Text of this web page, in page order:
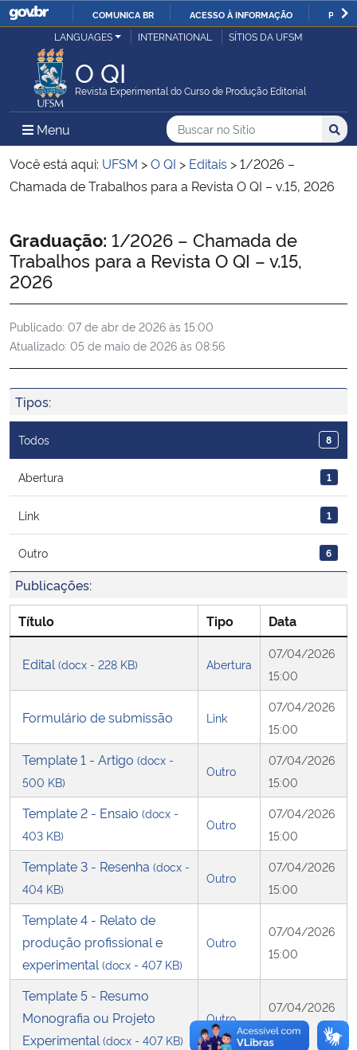
IR
COMUNICA BR ACESSO À INFORMAÇÃO
Ministério da Justiça e Segurança Pública
Ministério da Defesa
Ministério das Relações Exteriores
Ministério da Infraestrutura
Ministério da Agricultura, Pecuária e Abastecimento
Ministério da Educação
Ministério da Cidadania
Ministério da Saúde
Ministério da Ciência, Tecnologia, Inovações e Comunicações
Ministério do Meio Ambiente
Ministério do Turismo
Ministério do Desenvolvimento Regional
Controladoria-Geral da União
Secretaria de Governo
Gabinete de Segurança Institucional
Advocacia-Geral da União
Banco Central do Brasil
Planalto
LANGUAGES INTERNATIONAL SÍTIOS DA UFSM
O QI
Revista Experimental do Curso de Produção Editorial
Menu Menu Principal do Sítio
Busca
Buscar no no Sítio
Busca:
Você está aqui: UFSM >O QI > Editais >1/2026 –
Chamada de Trabalhos para a Revista O QI – v.15, 2026
Início do conteúdo
Graduação: 1/2026 – Chamada de
Trabalhos para a Revista O QI – v.15,
2026
Publicado: 07 de abr de 2026 às 15:00
Atualizado: 05 de maio de 2026 às 08:56
Tipos:
Todos 8
Abertura 1
Link 1
Outro 6
Publicações:
Título Tipo Data
Edital (docx - 228 KB) Abertura
07/04/2026
15:00
Formulário de submissão Link
07/04/2026
15:00
Template 1 - Artigo (docx -
500 KB)
Outro
07/04/2026
15:00
Template 2 - Ensaio (docx -
403 KB)
Outro
07/04/2026
15:00
Template 3 - Resenha (docx -
404 KB)
Outro
07/04/2026
15:00
Template 4 - Relato de
produção profissional e
experimental (docx - 407 KB)
Outro
07/04/2026
15:00
Template 5 - Resumo
Monografia ou Projeto
Experimental (docx - 407 KB)
Outro
07/04/2026
15:00